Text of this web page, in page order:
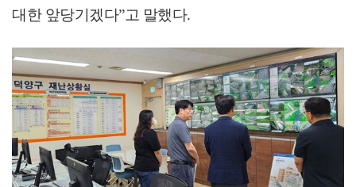
대한 앞당기겠다”고 말했다.